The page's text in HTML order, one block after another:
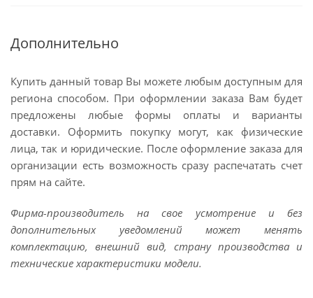
Дополнительно
Купить данный товар Вы можете любым доступным для
региона способом. При оформлении заказа Вам будет
предложены любые формы оплаты и варианты
доставки. Оформить покупку могут, как физические
лица, так и юридические. После оформление заказа для
организации есть возможность сразу распечатать счет
прям на сайте.
Фирма-производитель на свое усмотрение и без
дополнительных уведомлений может менять
комплектацию, внешний вид, страну производства и
технические характеристики модели.